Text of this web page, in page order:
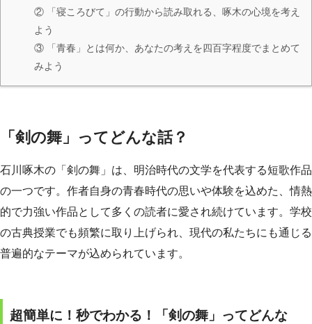
② 「寝ころびて」の行動から読み取れる、啄木の心境を考え
よう
③ 「青春」とは何か、あなたの考えを四百字程度でまとめて
みよう
「剣の舞」ってどんな話？
石川啄木の「剣の舞」は、明治時代の文学を代表する短歌作品
の一つです。作者自身の青春時代の思いや体験を込めた、情熱
的で力強い作品として多くの読者に愛され続けています。学校
の古典授業でも頻繁に取り上げられ、現代の私たちにも通じる
普遍的なテーマが込められています。
超簡単に！秒でわかる！「剣の舞」ってどんな